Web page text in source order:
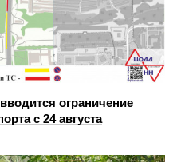
ограничение
с 24 августа